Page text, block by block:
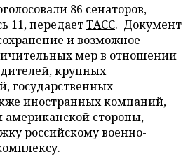
86 сенаторов,
11, передаетТАСС. Документ
и возможное
мер в отношении
крупных
государственных
иностранных компаний,
американской стороны,
российскому военно-